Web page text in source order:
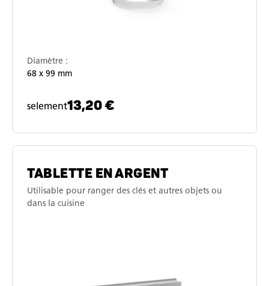
Diamètre :
68 x 99 mm
selement13,20 €
TABLETTE EN ARGENT
Utilisable pour ranger des clés et autres objets ou
dans la cuisine